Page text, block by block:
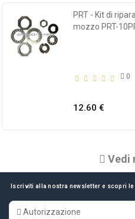
PRT - Kit di
mozzo PRT-
0
12.60 €
Vedi
Iscriviti alla nostra newsletter e scopri
Autorizzazione